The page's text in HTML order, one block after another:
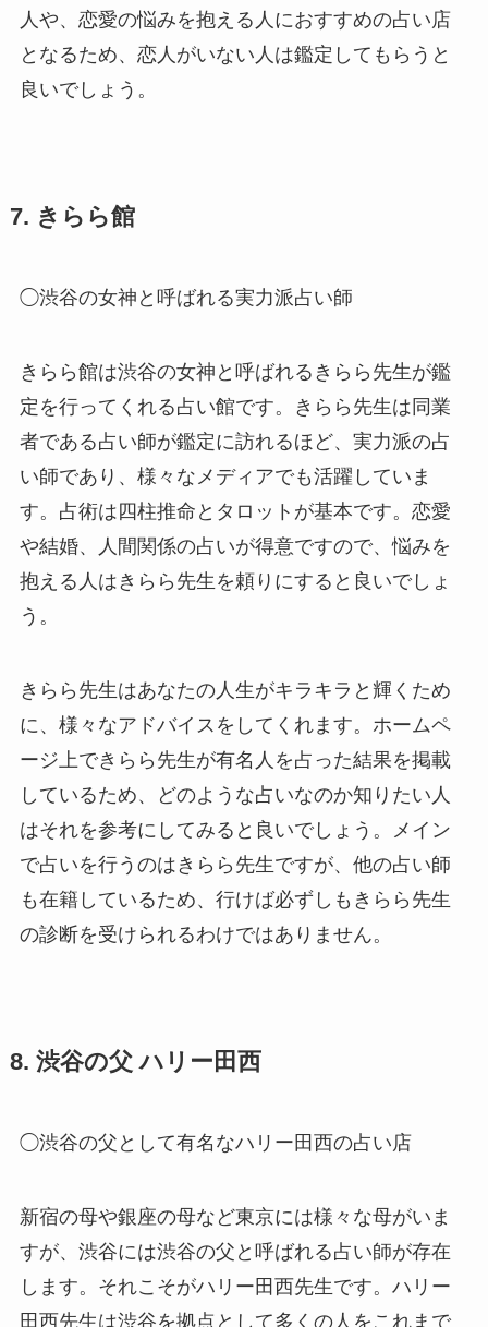
人や、恋愛の悩みを抱える人におすすめの占い店
となるため、恋人がいない人は鑑定してもらうと
良いでしょう。
7. きらら館
◯渋谷の女神と呼ばれる実力派占い師
きらら館は渋谷の女神と呼ばれるきらら先生が鑑
定を行ってくれる占い館です。きらら先生は同業
者である占い師が鑑定に訪れるほど、実力派の占
い師であり、様々なメディアでも活躍していま
す。占術は四柱推命とタロットが基本です。恋愛
や結婚、人間関係の占いが得意ですので、悩みを
抱える人はきらら先生を頼りにすると良いでしょ
う。
きらら先生はあなたの人生がキラキラと輝くため
に、様々なアドバイスをしてくれます。ホームペ
ージ上できらら先生が有名人を占った結果を掲載
しているため、どのような占いなのか知りたい人
はそれを参考にしてみると良いでしょう。メイン
で占いを行うのはきらら先生ですが、他の占い師
も在籍しているため、行けば必ずしもきらら先生
の診断を受けられるわけではありません。
8. 渋谷の父 ハリー田西
◯渋谷の父として有名なハリー田西の占い店
新宿の母や銀座の母など東京には様々な母がいま
すが、渋谷には渋谷の父と呼ばれる占い師が存在
します。それこそがハリー田西先生です。ハリー
田西先生は渋谷を拠点として多くの人をこれまで